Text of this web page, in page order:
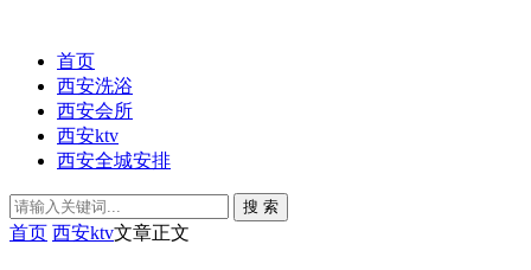
首页
西安洗浴
西安会所
西安ktv
西安全城安排
搜 索
首页 西安ktv文章正文